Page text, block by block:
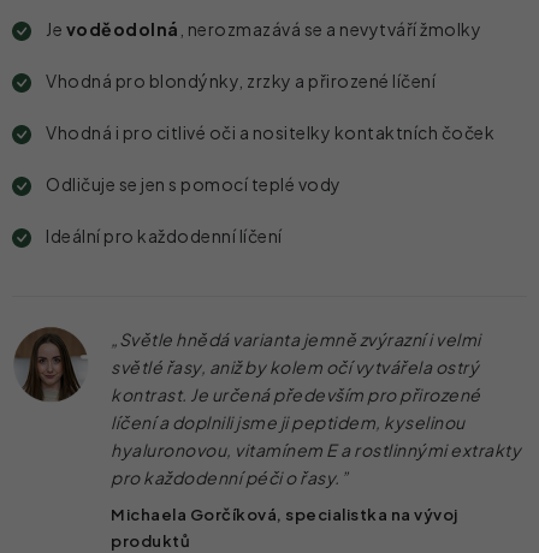
Je voděodolná , nerozmazává se a nevytváří žmolky
Vhodná pro blondýnky, zrzky a přirozené líčení
Vhodná i pro citlivé oči a nositelky kontaktních čoček
Odličuje se jen s pomocí teplé vody
Ideální pro každodenní líčení
„Světle hnědá varianta jemně zvýrazní i velmi
světlé řasy, aniž by kolem očí vytvářela ostrý
kontrast. Je určená především pro přirozené
líčení a doplnili jsme ji peptidem, kyselinou
hyaluronovou, vitamínem E a rostlinnými extrakty
pro každodenní péči o řasy.”
Michaela Gorčíková, specialistka na vývoj
produktů